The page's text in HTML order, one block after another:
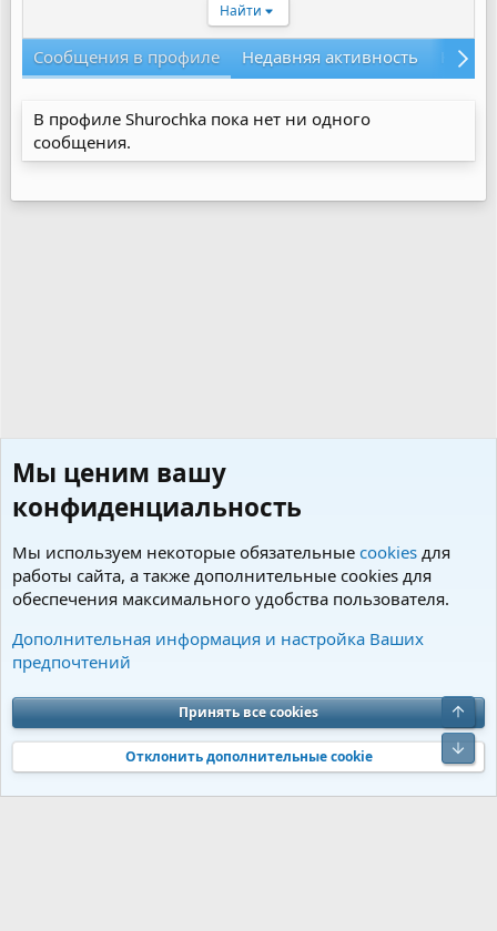
Найти
Сообщения в профиле Недавняя активность
В профиле Shurochka пока нет ни одного
сообщения.
Пользователи
Cookies Charm by DCom
Обратная связь
Условия и правила
Политика конфиденциальности
Помощь
S
S
Community platform by XenForo® © 2010-2026 XenForo Ltd. Перевод от
Jumuro®|Media embeds via s9e/MediaSites
Мы ценим вашу
конфиденциальность
Мы используем некоторые обязательные cookies для
работы сайта, а также дополнительные cookies для
обеспечения максимального удобства пользователя.
Дополнительная информация и настройка Ваших
предпочтений
Принять все cookies
Отклонить дополнительные cookie
Верх
Низ